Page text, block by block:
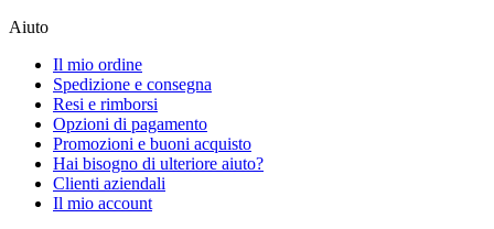
Aiuto
Il mio ordine
Spedizione e consegna
Resi e rimborsi
Opzioni di pagamento
Promozioni e buoni acquisto
Hai bisogno di ulteriore aiuto?
Clienti aziendali
Il mio account